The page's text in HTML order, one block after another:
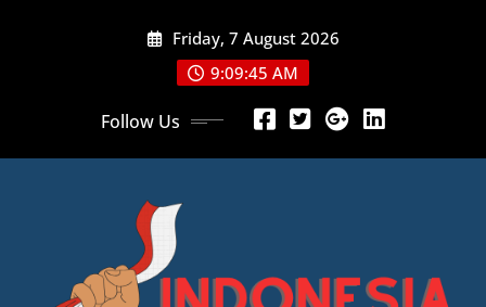
Friday, 7 August 2026
9:09:46 AM
Follow Us